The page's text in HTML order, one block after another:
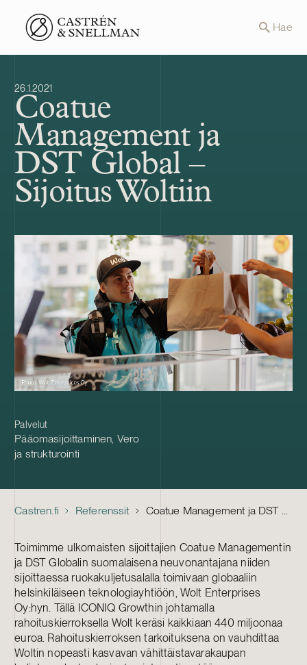
Front page Hae
26.1.2021
Coatue
Management ja
DST Global –
Sijoitus Woltiin
Palvelut
Pääomasijoittaminen, Vero
ja strukturointi
Castren.fi Referenssit Coatue Management ja DST Global – Sijoitus Woltiin
Toimimme ulkomaisten sijoittajien Coatue Managementin
ja DST Globalin suomalaisena neuvonantajana niiden
sijoittaessa ruokakuljetusalalla toimivaan globaaliin
helsinkiläiseen teknologiayhtiöön, Wolt Enterprises
Oy:hyn. Tällä ICONIQ Growthin johtamalla
rahoituskierroksella Wolt keräsi kaikkiaan 440 miljoonaa
euroa. Rahoituskierroksen tarkoituksena on vauhdittaa
Woltin nopeasti kasvavan vähittäistavarakaupan